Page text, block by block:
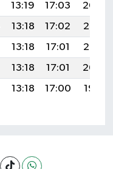
13:19 17:03
20:04
13:18 17:02
20:03
13:18 17:01
20:02
13:18 17:01
20:00
13:18 17:00 19:59